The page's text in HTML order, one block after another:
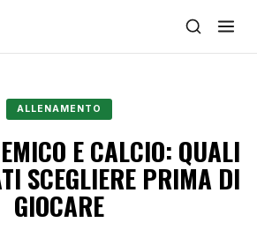
ALLENAMENTO
E CALCIO: QUALI
SCEGLIERE PRIMA DI
GIOCARE